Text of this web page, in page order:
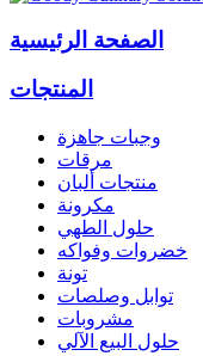
الصفحة الرئيسية
المنتجات
وجبات جاهزة
مرقات
منتجات ألبان
مكرونة
حلول الطهي
خضروات وفواكه
تونة
توابل وصلصات
مشروبات
حلول البيع الآلي